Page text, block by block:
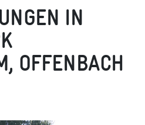
IN
OFFENBACH